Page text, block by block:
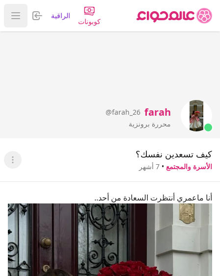
كوبونات
الراقية تسجيل
عرض
farah
@farah_26
محررة برونزية
كيف تسعدين نفسك؟
الأسرة والمجتمع • 7 أشهر عرض
أنا ماعمري أنتظرت السعادة من أحد..